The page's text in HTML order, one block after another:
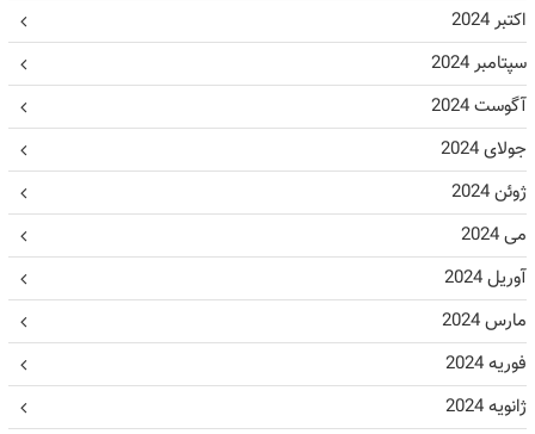
اکتبر 2024
سپتامبر 2024
آگوست 2024
جولای 2024
ژوئن 2024
می 2024
آوریل 2024
مارس 2024
فوریه 2024
ژانویه 2024